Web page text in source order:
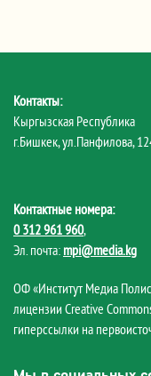
Контакты:
Кыргызская Республика
г.Бишкек, ул.Панфилова,
Контактные номера:
0 312 961 960,
Эл. почта: mpi@media.kg
ОФ «Институт Медиа
лицензии Creative
гиперссылки на